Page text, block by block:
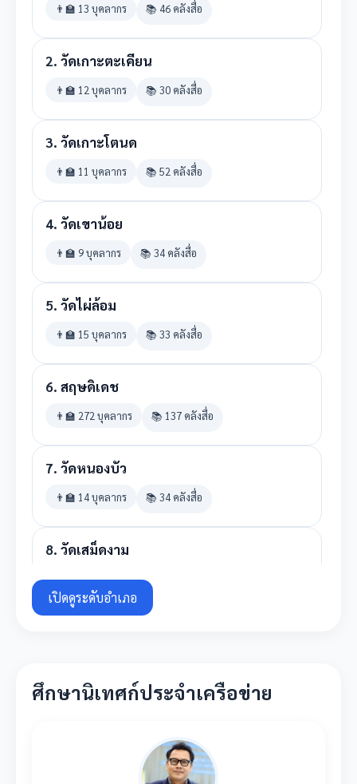
👨‍🏫 13 บุคลากร 📚 46 คลังสื่อ
2. วัดเกาะตะเคียน
👨‍🏫 12 บุคลากร 📚 30 คลังสื่อ
3. วัดเกาะโตนด
👨‍🏫 11 บุคลากร 📚 52 คลังสื่อ
4. วัดเขาน้อย
👨‍🏫 9 บุคลากร 📚 34 คลังสื่อ
5. วัดไผ่ล้อม
👨‍🏫 15 บุคลากร 📚 33 คลังสื่อ
6. สฤษดิเดช
👨‍🏫 272 บุคลากร 📚 137 คลังสื่อ
7. วัดหนองบัว
👨‍🏫 14 บุคลากร 📚 34 คลังสื่อ
8. วัดเสม็ดงาม
👨‍🏫 6 บุคลากร 📚 88 คลังสื่อ
เปิดดูระดับอำเภอ
ศึกษานิเทศก์ประจำเครือข่าย